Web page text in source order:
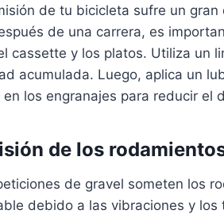
de tu bicicleta sufre un
de una carrera, es
cassette y los platos. Utiliza un
acumulada. Luego, aplica un
en los engranajes para reducir el
de los
de gravel someten los
debido a las vibraciones y